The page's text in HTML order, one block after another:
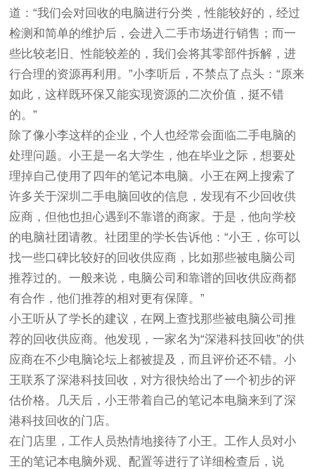
道：“我们会对回收的电脑进行分类，性能较好的，经过
检测和简单的维护后，会进入二手市场进行销售；而一
些比较老旧、性能较差的，我们会将其零部件拆解，进
行合理的资源再利用。”小李听后，不禁点了点头：“原来
如此，这样既环保又能实现资源的二次价值，挺不错
的。”
除了像小李这样的企业，个人也经常会面临二手电脑的
处理问题。小王是一名大学生，他在毕业之际，想要处
理掉自己使用了四年的笔记本电脑。小王在网上搜索了
许多关于深圳二手电脑回收的信息，发现有不少回收供
应商，但他也担心遇到不靠谱的商家。于是，他向学校
的电脑社团请教。社团里的学长告诉他：“小王，你可以
找一些口碑比较好的回收供应商，比如那些被电脑公司
推荐过的。一般来说，电脑公司和靠谱的回收供应商都
有合作，他们推荐的相对更有保障。”
小王听从了学长的建议，在网上查找那些被电脑公司推
荐的回收供应商。他发现，一家名为“深港科技回收”的供
应商在不少电脑论坛上都被提及，而且评价还不错。小
王联系了深港科技回收，对方很快给出了一个初步的评
估价格。几天后，小王带着自己的笔记本电脑来到了深
港科技回收的门店。
在门店里，工作人员热情地接待了小王。工作人员对小
王的笔记本电脑外观、配置等进行了详细检查后，说